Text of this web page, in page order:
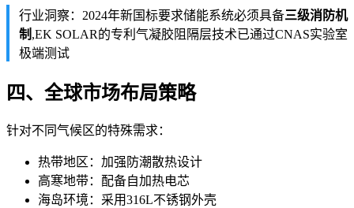
行业洞察：2024年新国标要求储能系统必须具备三级消防机
制 ,EK SOLAR的专利气凝胶阻隔层技术已通过CNAS实验室
极端测试
四、全球市场布局策略
针对不同气候区的特殊需求：
热带地区：加强防潮散热设计
高寒地带：配备自加热电芯
海岛环境：采用316L不锈钢外壳